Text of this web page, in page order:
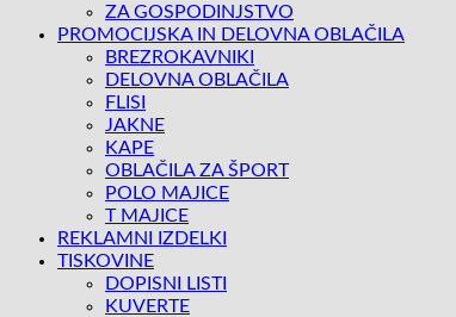
ZA GOSPODINJSTVO
PROMOCIJSKA IN DELOVNA OBLAČILA
BREZROKAVNIKI
DELOVNA OBLAČILA
FLISI
JAKNE
KAPE
OBLAČILA ZA ŠPORT
POLO MAJICE
T MAJICE
REKLAMNI IZDELKI
TISKOVINE
DOPISNI LISTI
KUVERTE